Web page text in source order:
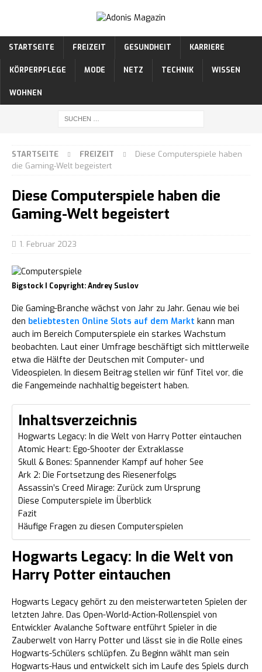
STARTSEITE FREIZEIT GESUNDHEIT KARRIERE
KÖRPERPFLEGE MODE NETZ TECHNIK WISSEN
WOHNEN
STARTSEITE FREIZEIT
Diese Computerspiele haben
die Gaming-Welt begeistert
Diese Computerspiele haben die
Gaming-Welt begeistert
1. Februar 2023
Bigstock I Copyright: Andrey Suslov
Die Gaming-Branche wächst von Jahr zu Jahr. Genau wie bei
den beliebtesten Online Slots auf dem Markt kann man
auch im Bereich Computerspiele ein starkes Wachstum
beobachten. Laut einer Umfrage beschäftigt sich mittlerweile
etwa die Hälfte der Deutschen mit Computer- und
Videospielen. In diesem Beitrag stellen wir fünf Titel vor, die
die Fangemeinde nachhaltig begeistert haben.
Inhaltsverzeichnis
Hogwarts Legacy: In die Welt von Harry Potter eintauchen
Atomic Heart: Ego-Shooter der Extraklasse
Skull & Bones: Spannender Kampf auf hoher See
Ark 2: Die Fortsetzung des Riesenerfolgs
Assassin’s Creed Mirage: Zurück zum Ursprung
Diese Computerspiele im Überblick
Fazit
Häufige Fragen zu diesen Computerspielen
Hogwarts Legacy: In die Welt von
Harry Potter eintauchen
Hogwarts Legacy gehört zu den meisterwarteten Spielen der
letzten Jahre. Das Open-World-Action-Rollenspiel von
Entwickler Avalanche Software entführt Spieler in die
Zauberwelt von Harry Potter und lässt sie in die Rolle eines
Hogwarts-Schülers schlüpfen. Zu Beginn wählt man sein
Hogwarts-Haus und entwickelt sich im Laufe des Spiels durch